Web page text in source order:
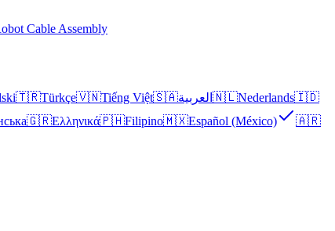
Cable Assembly
🇹🇷Türkçe🇻🇳Tiếng Việt🇸🇦العربية 🇳🇱Nederlands🇮🇩
🇬🇷Ελληνικά🇵🇭Filipino🇲🇽Español (México)
🇦🇷